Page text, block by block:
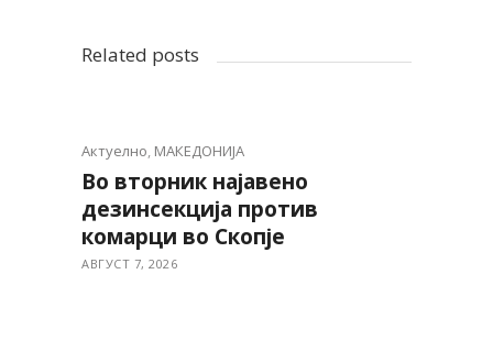
Related posts
Актуелно, МАКЕДОНИЈА
Во вторник најавено
дезинсекција против
комарци во Скопје
АВГУСТ 7, 2026